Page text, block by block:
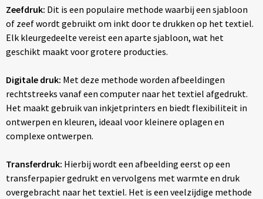
Zeefdruk: Dit is een populaire methode waarbij een sjabloon
of zeef wordt gebruikt om inkt door te drukken op het textiel.
Elk kleurgedeelte vereist een aparte sjabloon, wat het
geschikt maakt voor grotere producties.
Digitale druk: Met deze methode worden afbeeldingen
rechtstreeks vanaf een computer naar het textiel afgedrukt.
Het maakt gebruik van inkjetprinters en biedt flexibiliteit in
ontwerpen en kleuren, ideaal voor kleinere oplagen en
complexe ontwerpen.
Transferdruk: Hierbij wordt een afbeelding eerst op een
transferpapier gedrukt en vervolgens met warmte en druk
overgebracht naar het textiel. Het is een veelzijdige methode